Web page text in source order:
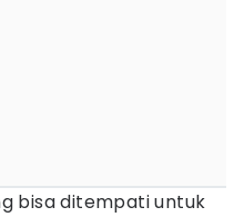
bisa ditempati untuk